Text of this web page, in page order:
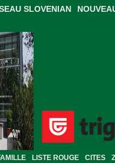
SLOVENIAN
LISTE ROUGE CITES